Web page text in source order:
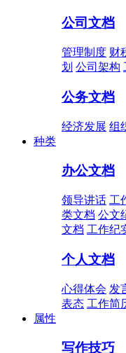
公司文档
管理制度 财
划 公司架构
公务文档
经济发展 组
种类
办公文档
领导讲话 工
类文档 公文
文档 工作纪
个人文档
心得体会 发
表态 工作简
属性
写作技巧